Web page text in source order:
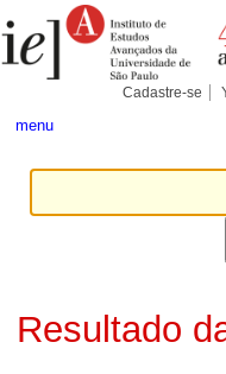
para
conteúdo.
Pessoais
Cadastre-se
menu
Resultado